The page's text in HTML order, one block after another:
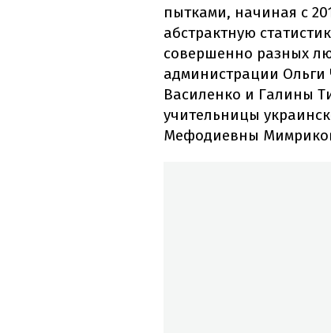
пытками, начиная с
абстрактную
совершенно разных
администрации
Василенко и Галины
учительницы
Мефодиевны